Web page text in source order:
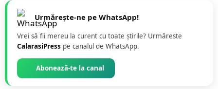
Urmărește-ne pe WhatsApp!
Vrei să fii mereu la curent cu toate știrile? Urmăreste
CalarasiPress pe canalul de WhatsApp.
Abonează-te la canal